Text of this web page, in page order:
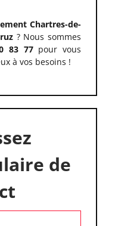
Chartres-de-
? Nous sommes
83 77pour vous
à vos besoins !
de